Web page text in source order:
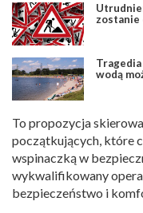
zostanie
Tragedia
wodą
To propozycja
początkujących, które
wspinaczką w
wykwalifikowany
bezpieczeństwo i